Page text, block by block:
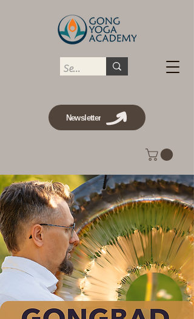
Newsletter